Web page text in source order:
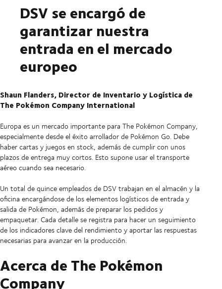
DSV se encargó de
garantizar nuestra
entrada en el mercado
europeo
Shaun Flanders, Director de Inventario y Logística de
The Pokémon Company International
Europa es un mercado importante para The Pokémon Company,
especialmente desde el éxito arrollador de Pokémon Go. Debe
haber cartas y juegos en stock, además de cumplir con unos
plazos de entrega muy cortos. Esto supone usar el transporte
aéreo cuando sea necesario.
Un total de quince empleados de DSV trabajan en el almacén y la
oficina encargándose de los elementos logísticos de entrada y
salida de Pokémon, además de preparar los pedidos y
empaquetar. Cada detalle se registra para hacer un seguimiento
de los indicadores clave del rendimiento y aportar las respuestas
necesarias para avanzar en la producción.
Acerca de The Pokémon
Company